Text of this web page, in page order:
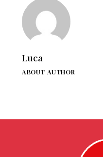
Luca
ABOUT AUTHOR